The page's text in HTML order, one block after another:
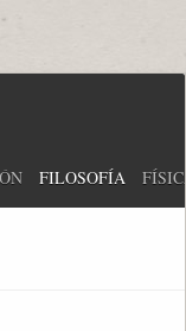
FILOSOFÍA